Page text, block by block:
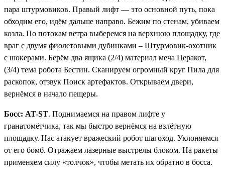
пара штурмовиков. Правый лифт — это основной путь, пока
обходим его, идём дальше направо. Бежим по стенам, убиваем
козла. По потокам ветра выберемся на верхнюю площадку, где
враг с двумя фиолетовыми дубинками – Штурмовик-охотник
с шокерами. Берём два ящика (2/4) материал меча Церакот,
(3/4) тема робота Бестин. Сканируем огромный круг Пила для
раскопок, отзвук Поиск артефактов. Открываем двери,
вернёмся в начало пещеры.
Босс: AT-ST. Поднимаемся на правом лифте у
гранатомётчика, так мы быстро вернёмся на взлётную
площадку. Нас атакует вражеский робот шагоход. Уклоняемся
от его бомб. Отражаем лазерные выстрелы блоком. На ракеты
применяем силу «толчок», чтобы метать их обратно в босса.